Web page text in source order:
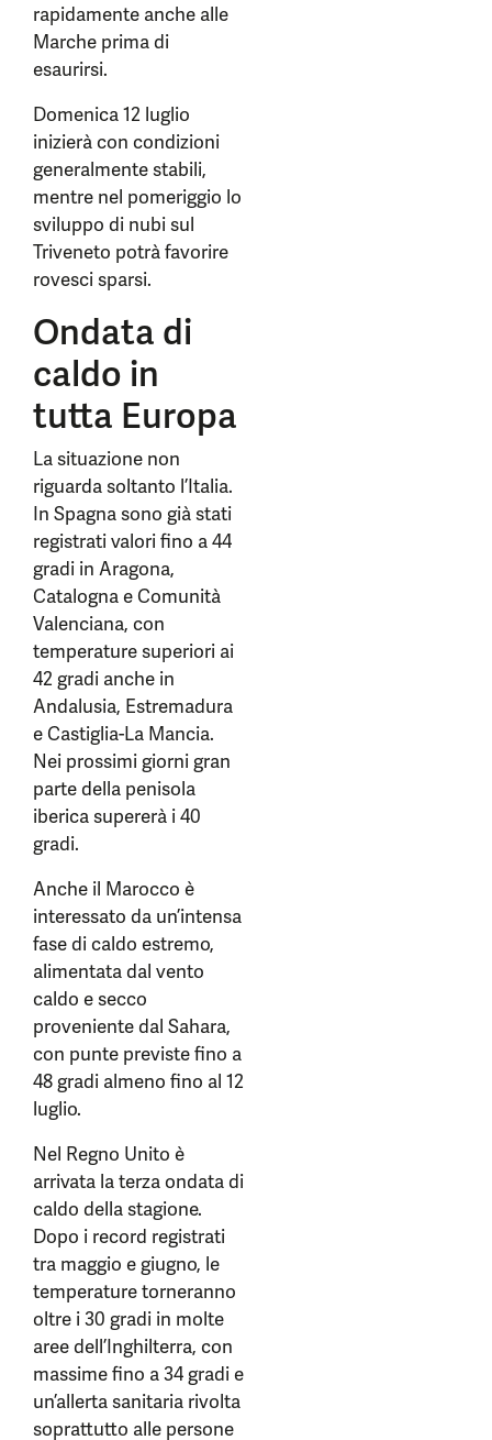
rapidamente anche alle
Marche prima di
esaurirsi.
Domenica 12 luglio
inizierà con condizioni
generalmente stabili,
mentre nel pomeriggio lo
sviluppo di nubi sul
Triveneto potrà favorire
rovesci sparsi.
Ondata di
caldo in
tutta Europa
La situazione non
riguarda soltanto l’Italia.
In Spagna sono già stati
registrati valori fino a 44
gradi in Aragona,
Catalogna e Comunità
Valenciana, con
temperature superiori ai
42 gradi anche in
Andalusia, Estremadura
e Castiglia-La Mancia.
Nei prossimi giorni gran
parte della penisola
iberica supererà i 40
gradi.
Anche il Marocco è
interessato da un’intensa
fase di caldo estremo,
alimentata dal vento
caldo e secco
proveniente dal Sahara,
con punte previste fino a
48 gradi almeno fino al 12
luglio.
Nel Regno Unito è
arrivata la terza ondata di
caldo della stagione.
Dopo i record registrati
tra maggio e giugno, le
temperature torneranno
oltre i 30 gradi in molte
aree dell’Inghilterra, con
massime fino a 34 gradi e
un’allerta sanitaria rivolta
soprattutto alle persone